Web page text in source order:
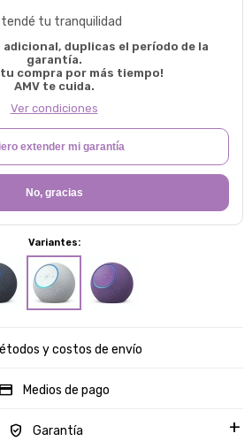
tu tranquilidad
adicional, duplicas el período de la
garantía.
tu compra por más tiempo!
AMV te cuida.
Ver condiciones
extender mi garantía
No, gracias
Variantes:
y costos de envío
Medios de pago
Garantía